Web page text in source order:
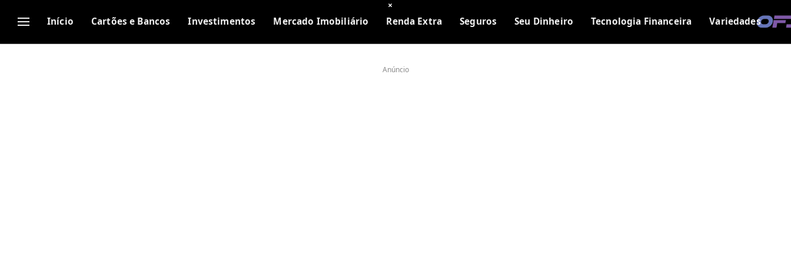
Início Cartões e Bancos Investimentos Mercado Imobiliário Renda Extra Seguros Seu Dinheiro Tecnologia Financeira Variedades
Anúncio
×